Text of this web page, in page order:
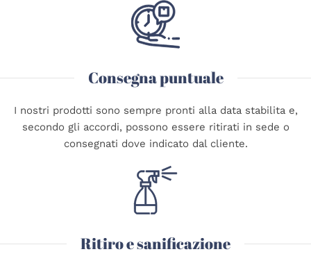
Consegna puntuale
I nostri prodotti sono sempre pronti alla data stabilita e,
secondo gli accordi, possono essere ritirati in sede o
consegnati dove indicato dal cliente.
Ritiro e sanificazione